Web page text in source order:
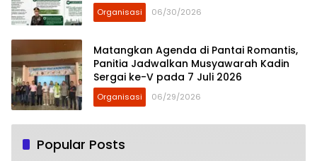
Organisasi 06/30/2026
Matangkan Agenda di Pantai Romantis,
Panitia Jadwalkan Musyawarah Kadin
Sergai ke-V pada 7 Juli 2026
Organisasi 06/29/2026
Popular Posts